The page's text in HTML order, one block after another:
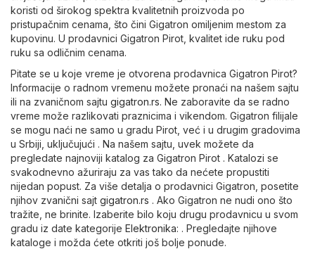
koristi od širokog spektra kvalitetnih proizvoda po
pristupačnim cenama, što čini Gigatron omiljenim mestom za
kupovinu. U prodavnici Gigatron Pirot, kvalitet ide ruku pod
ruku sa odličnim cenama.
Pitate se u koje vreme je otvorena prodavnica Gigatron Pirot?
Informacije o radnom vremenu možete pronaći na našem sajtu
ili na zvaničnom sajtu gigatron.rs. Ne zaboravite da se radno
vreme može razlikovati praznicima i vikendom. Gigatron filijale
se mogu naći ne samo u gradu Pirot, već i u drugim gradovima
u Srbiji, uključujući . Na našem sajtu, uvek možete da
pregledate najnoviji katalog za Gigatron Pirot . Katalozi se
svakodnevno ažuriraju za vas tako da nećete propustiti
nijedan popust. Za više detalja o prodavnici Gigatron, posetite
njihov zvanični sajt gigatron.rs . Ako Gigatron ne nudi ono što
tražite, ne brinite. Izaberite bilo koju drugu prodavnicu u svom
gradu iz date kategorije Elektronika: . Pregledajte njihove
kataloge i možda ćete otkriti još bolje ponude.